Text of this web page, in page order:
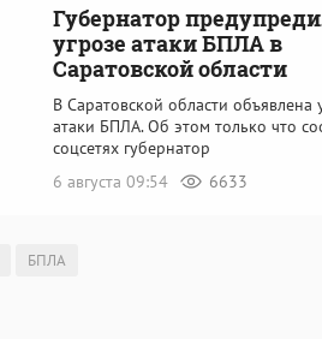
Губернатор
угрозе атаки БПЛА в
Саратовской области
В Саратовской области объявлена
атаки БПЛА. Об этом только что
соцсетях губернатор
6 августа 09:54
6633
БПЛА